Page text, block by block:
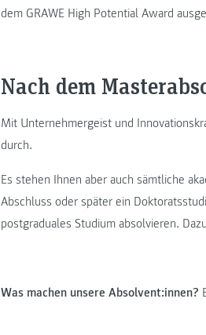
dem GRAWE High Potential Award
Nach dem
Mit Unternehmergeist und
durch.
Es stehen Ihnen aber auch sämtliche
Abschluss oder später ein
postgraduales Studium absolvieren.
Was machen unsere Absolvent:innen?